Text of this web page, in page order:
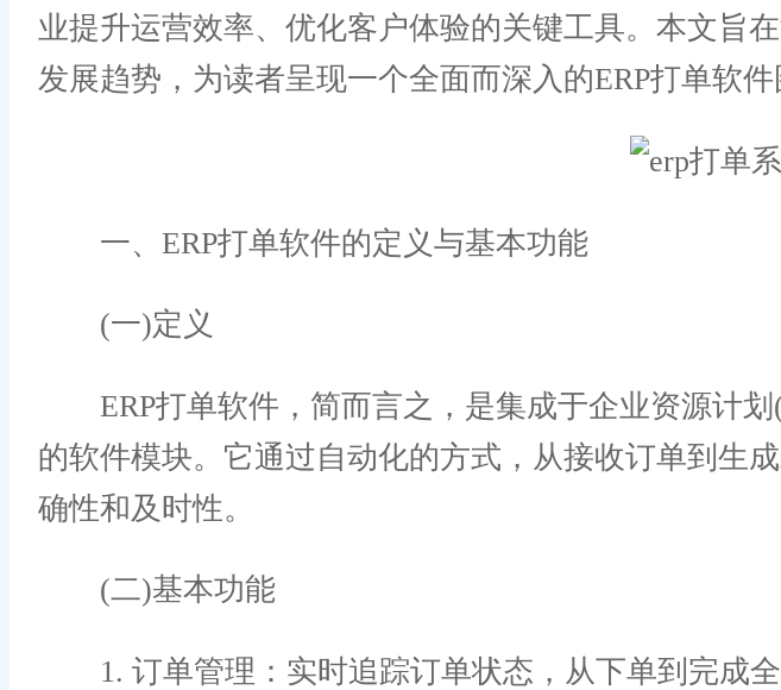
业提升运营效率、优化客户体验的关键工具。本文旨
发展趋势，为读者呈现一个全面而深入的ERP打单软件
一、ERP打单软件的定义与基本功能
(一)定义
ERP打单软件，简而言之，是集成于企业资源计划
的软件模块。它通过自动化的方式，从接收订单到生
确性和及时性。
(二)基本功能
1. 订单管理：实时追踪订单状态，从下单到完成全